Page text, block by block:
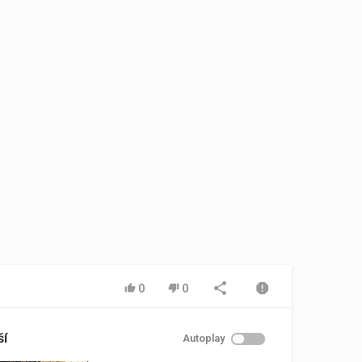
0 0
Autoplay